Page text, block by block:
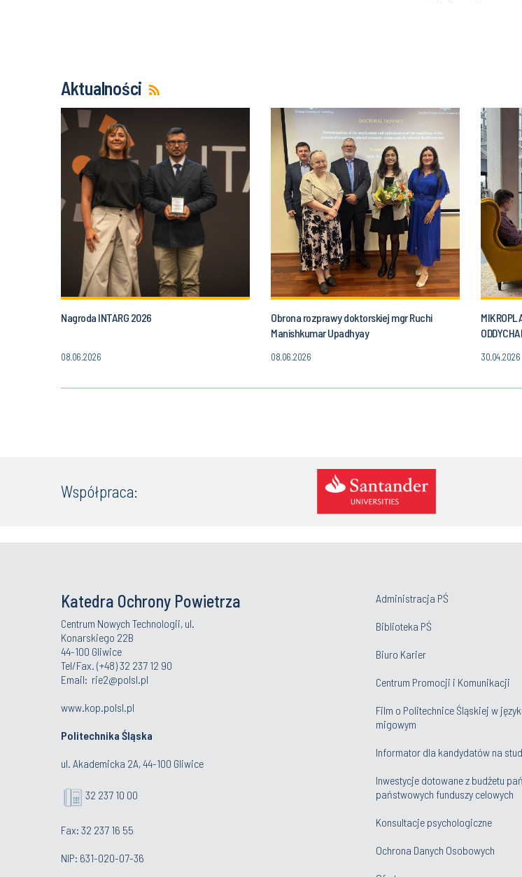
Aktualności
Nagroda INTARG 2026
08.06.2026
Obrona rozprawy doktorskiej mgr Ruchi
Manishkumar Upadhyay
08.06.2026 30.04.2026
Współpraca:
Katedra Ochrony Powietrza
Centrum Nowych Technologii, ul.
Konarskiego 22B
44-100 Gliwice
Tel/Fax. (+48) 32 237 12 90
Email: rie2@polsl.pl
www.kop.polsl.pl
Politechnika Śląska
ul. Akademicka 2A, 44-100 Gliwice
32 237 10 00
Fax: 32 237 16 55
NIP: 631-020-07-36
Administracja PŚ
Biblioteka PŚ
Biuro Karier
Centrum Promocji i Komunikacji
Film o Politechnice Śląskiej w
migowym
Informator dla kandydatów na
Inwestycje dotowane z budżetu
państwowych funduszy celowych
Konsultacje psychologiczne
Ochrona Danych Osobowych